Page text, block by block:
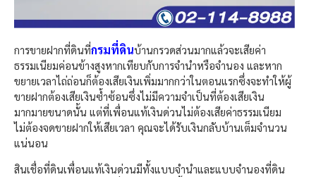
การขายฝากที่ดินที่กรมที่ดินบ้านกรวดส่วนมากแล้วจะเสียค่า
ธรรมเนียมค่อนข้างสูงหากเทียบกับการจำนำหรือจำนอง และหาก
ขยายเวลาไถ่ถ่อนก็ต้องเสียเงินเพิ่มมากกว่าในตอนแรกซึ่งจะทำให้ผู้
ขายฝากต้องเสียเงินซ้ำซ้อนซึ่งไม่มีความจำเป็นที่ต้องเสียเงิน
มากมายขนาดนั้น แต่ที่เพื่อนแท้เงินด่วนไม่ต้องเสียค่าธรรมเนียม
ไม่ต้องจดขายฝากให้เสียเวลา คุณจะได้รับเงินกลับบ้านเต็มจำนวน
แน่นอน
สินเชื่อที่ดินเพื่อนแท้เงินด่วนมีทั้งแบบจำนำและแบบจำนองที่ดิน